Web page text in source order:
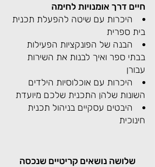
חיים דרך אומנויות לחימה
היכרות עם שיטה להפעלת תכנית
בית ספרית
הבנה של הפונקציות הפעילות
בבתי ספר ואיך לבנות את השירות
עבורן
היכרות עם אוכלוסיות הילדים
השונות שלהן התכנית שלכם מיועדת
היבטים עסקיים בניהול תכנית
חינוכית
שלושה נושאים קריטיים שנכסה